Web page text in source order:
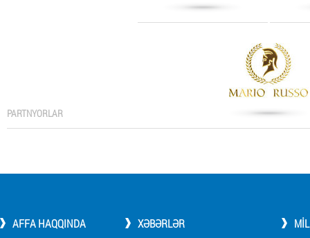
PARTNYORLAR
AFFA HAQQINDA XƏBƏRLƏR